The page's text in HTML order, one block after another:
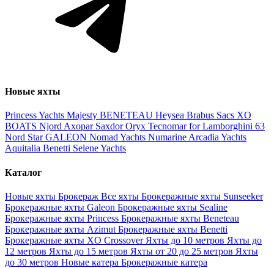
Новые яхты
Princess Yachts Majesty BENETEAU Heysea Brabus Sacs XO
BOATS NjordAxopar SaxdorOryx Tecnomar for Lamborghini 63
Nord StarGALEON Nomad Yachts NumarineArcadia Yachts
Aquitalia Benetti Selene Yachts
Каталог
Новые яхты Брокераж Все яхты Брокеражные яхты Sunseeker
Брокеражные яхты Galeon Брокеражные яхты Sealine
Брокеражные яхты Princess Брокеражные яхты Beneteau
Брокеражные яхты Azimut Брокеражные яхты Benetti
Брокеражные яхты XO Crossover Яхты до 10 метров Яхты до
12 метров Яхты до 15 метров Яхты от 20 до 25 метров Яхты
до 30 метров Новые катера Брокеражные катера